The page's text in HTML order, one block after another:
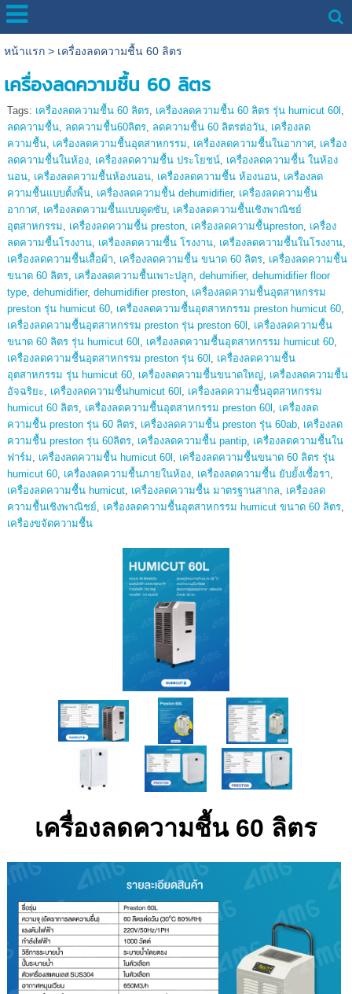
หน้าแรก> เครื่องลดความชื้น 60 ลิตร
เครื่องลดความชื้น 60 ลิตร
Tags: เครื่องลดความชื้น 60 ลิตร, เครื่องลดความชื้น 60 ลิตร รุ่น humicut 60l ,
ลดความชื้น, ลดความชื้น60ลิตร, ลดความชื้น 60 ลิตรต่อวัน, เครื่องลด
ความชื้น, เครื่องลดความชื้นอุตสาหกรรม, เครื่องลดความชื้นในอากาศ, เครื่อง
ลดความชื้นในห้อง, เครื่องลดความชื้น ประโยชน์, เครื่องลดความชื้น ในห้อง
นอน, เครื่องลดความชื้นห้องนอน, เครื่องลดความชื้น ห้องนอน, เครื่องลด
ความชื้นแบบตั้งพื้น, เครื่องลดความชื้น dehumidifier, เครื่องลดความชื้น
อากาศ, เครื่องลดความชื้นแบบดูดซับ, เครื่องลดความชื้นเชิงพาณิชย์
อุตสาหกรรม, เครื่องลดความชื้น preston, เครื่องลดความชื้นpreston, เครื่อง
ลดความชื้นโรงงาน, เครื่องลดความชื้น โรงงาน, เครื่องลดความชื้นในโรงงาน,
เครื่องลดความชื้นเสื้อผ้า, เครื่องลดความชื้น ขนาด 60 ลิตร, เครื่องลดความชื้น
ขนาด 60 ลิตร, เครื่องลดความชื้นเพาะปลูก, dehumifier, dehumidifier floor
type, dehumidifier, dehumidifier preston, เครื่องลดความชื้นอุตสาหกรรม
preston รุ่น humicut 60, เครื่องลดความชื้นอุตสาหกรรม preston humicut 60,
เครื่องลดความชื้นอุตสาหกรรม preston รุ่น preston 60l , เครื่องลดความชื้น
ขนาด 60 ลิตร รุ่น humicut 60l , เครื่องลดความชื้นอุตสาหกรรม humicut 60,
เครื่องลดความชื้นอุตสาหกรรม preston รุ่น 60l , เครื่องลดความชื้น
อุตสาหกรรม รุ่น humicut 60, เครื่องลดความชื้นขนาดใหญ่, เครื่องลดความชื้น
อัจฉริยะ, เครื่องลดความชื้นhumicut 60l , เครื่องลดความชื้นอุตสาหกรรม
humicut 60 ลิตร, เครื่องลดความชื้นอุตสาหกรรม preston 60l , เครื่องลด
ความชื้น preston รุ่น 60 ลิตร, เครื่องลดความชื้น preston รุ่น 60ab, เครื่องลด
ความชื้น preston รุ่น 60ลิตร, เครื่องลดความชื้น pantip, เครื่องลดความชื้นใน
ฟาร์ม, เครื่องลดความชื้น humicut 60l , เครื่องลดความชื้นขนาด 60 ลิตร รุ่น
humicut 60, เครื่องลดความชื้นภายในห้อง, เครื่องลดความชื้น ยับยั้งเชื้อรา,
เครื่องลดความชื้น humicut, เครื่องลดความชื้น มาตรฐานสากล, เครื่องลด
ความชื้นเชิงพาณิชย์, เครื่องลดความชื้นอุตสาหกรรม humicut ขนาด 60 ลิตร,
เครื่องขจัดความชื้น
เครื่องลดความชื้น 60 ลิตร